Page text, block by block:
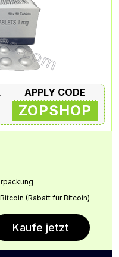
APPLY CODE
ZOPSHOP
(Rabatt für Bitcoin)
Kaufe jetzt